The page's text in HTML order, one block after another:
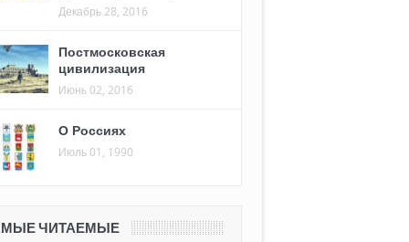
Декабрь 28, 2016
Постмосковская
цивилизация
Июнь 02, 2016
О Россиях
Июль 01, 1990
ЧИТАЕМЫЕ